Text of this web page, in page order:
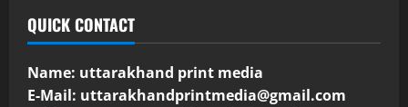
QUICK CONTACT
Name: uttarakhand print media
E-Mail: uttarakhandprintmedia@gmail.com